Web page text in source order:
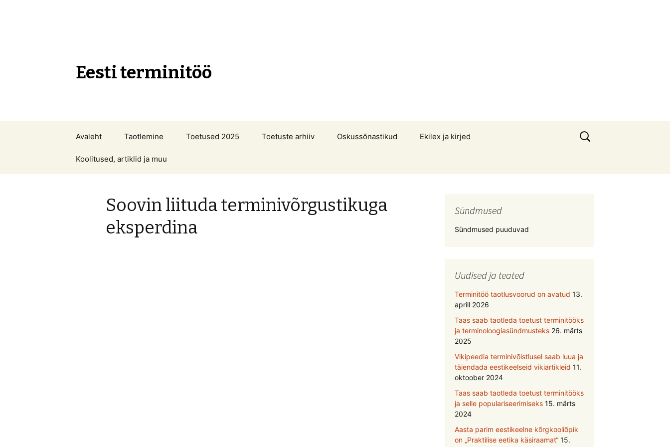
Eesti terminitöö
juurde
Avaleht Taotlemine Toetused 2025 Toetuste arhiiv Oskussõnastikud Ekilex ja kirjed
Koolitused, artiklid ja muu
Otsi:
Soovin liituda terminivõrgustikuga
eksperdina
Sündmused
Sündmused puuduvad
Uudised ja teated
Terminitöö taotlusvoorud on avatud 13.
aprill 2026
Taas saab taotleda toetust terminitööks
ja terminoloogiasündmusteks 26. märts
2025
Vikipeedia terminivõistlusel saab luua ja
täiendada eestikeelseid vikiartikleid 11.
oktoober 2024
Taas saab taotleda toetust terminitööks
ja selle populariseerimiseks 15. märts
2024
Aasta parim eestikeelne kõrgkooliõpik
on „Praktilise eetika käsiraamat“ 15.